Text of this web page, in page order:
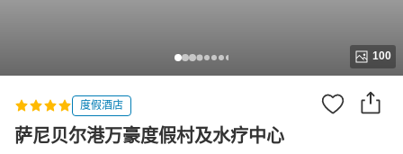
100
度假酒店
萨尼贝尔港万豪度假村及水疗中心